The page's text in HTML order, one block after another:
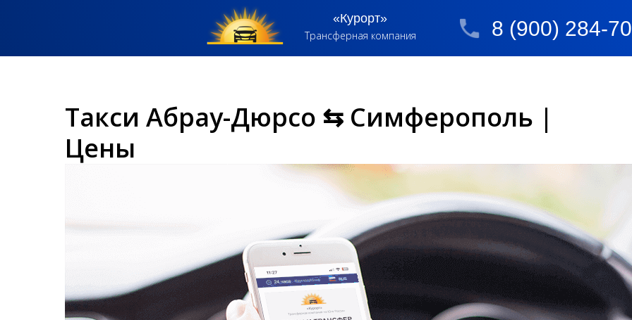
8 (900) 284-
«Курорт»
Трансферная компания
Такси Абрау-Дюрсо ⇆ Симферополь |
Цены